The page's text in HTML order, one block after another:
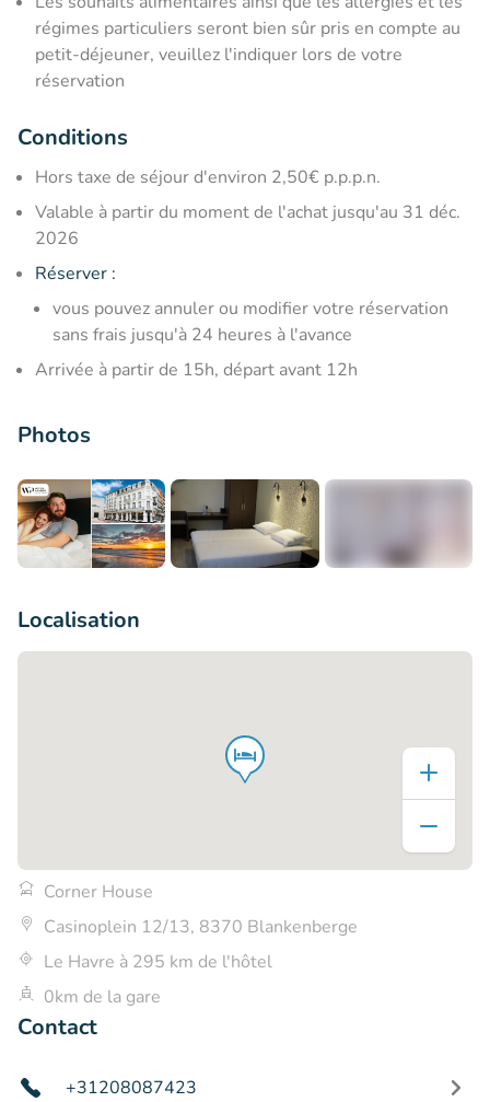
régimes particuliers seront bien sûr pris en compte au
petit-déjeuner, veuillez l'indiquer lors de votre
réservation
Conditions
Hors taxe de séjour d'environ 2,50€ p.p.p.n.
Valable à partir du moment de l'achat jusqu'au 31 déc.
2026
Réserver :
vous pouvez annuler ou modifier votre réservation
sans frais jusqu'à 24 heures à l'avance
Arrivée à partir de 15h, départ avant 12h
Photos
Localisation
Corner House
Casinoplein 12/13, 8370 Blankenberge
Le Havre à 295 km de l'hôtel
0km de la gare
Contact
+31208087423